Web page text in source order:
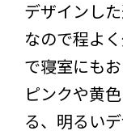
デザインし
なので程よ
で寝室にも
ピンクや黄
る、明るい